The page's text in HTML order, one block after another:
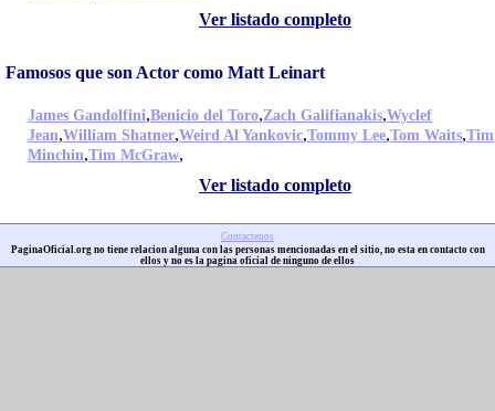
Ver listado completo
Famosos que son Actor como Matt Leinart
James Gandolfini,Benicio del Toro,Zach Galifianakis,Wyclef
Jean,William Shatner,Weird Al Yankovic,Tommy Lee,Tom Waits,Tim
Minchin,Tim McGraw,
Ver listado completo
Contactenos
PaginaOficial.org no tiene relacion alguna con las personas mencionadas en el sitio, no esta en contacto con
ellos y no es la pagina oficial de ninguno de ellos